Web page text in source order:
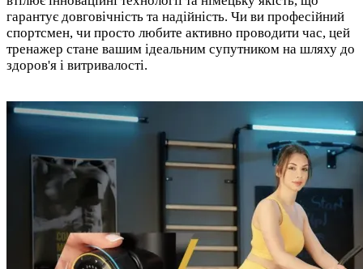
гарантує довговічність та надійність. Чи ви професійний
спортсмен, чи просто любите активно проводити час, цей
тренажер стане вашим ідеальним супутником на шляху до
здоров'я і витривалості.